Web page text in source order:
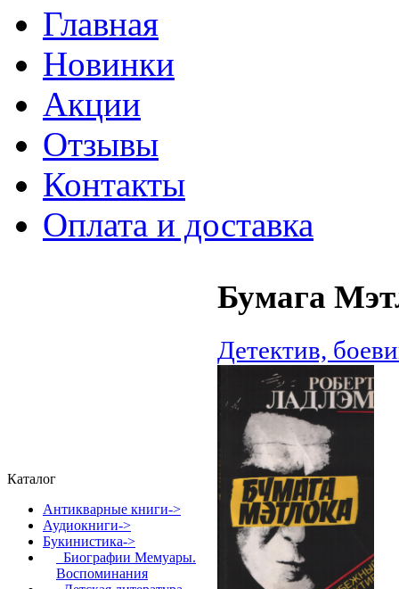
Главная
Новинки
Акции
Отзывы
Контакты
Оплата и доставка
Каталог
Антикварные книги->
Аудиокниги->
Букинистика->
Биографии Мемуары.
Воспоминания
Бумага
Детектив,